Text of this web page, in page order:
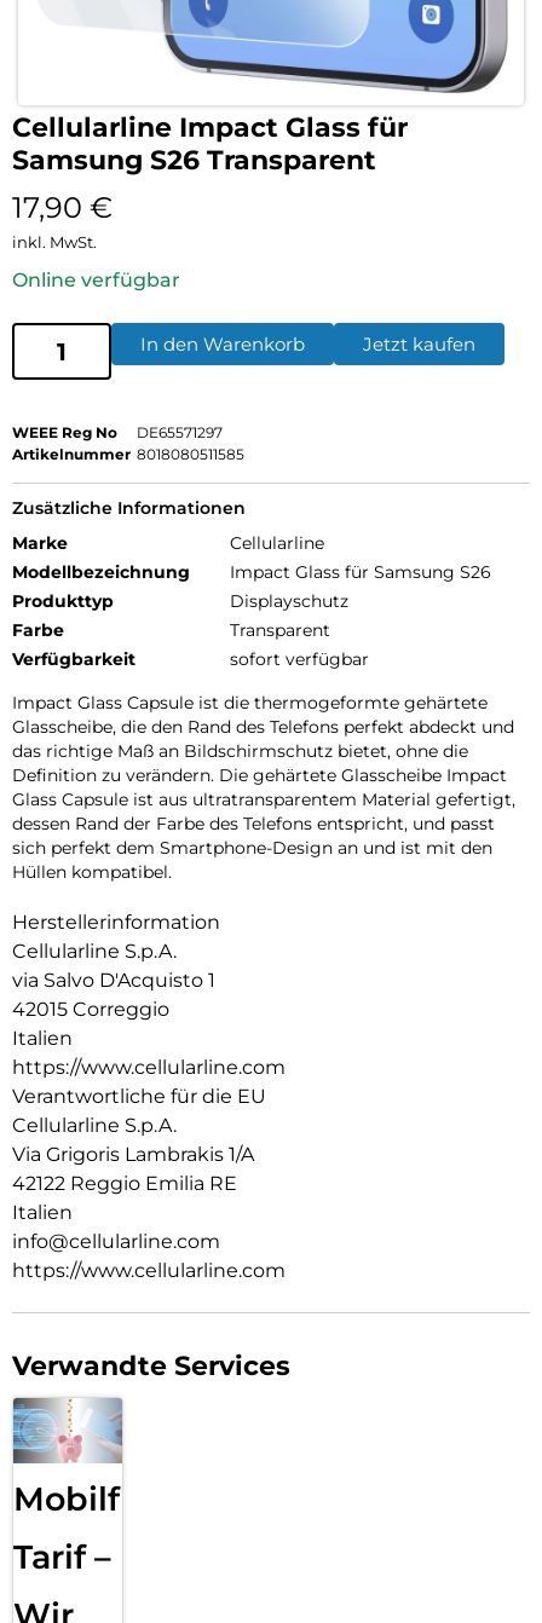
Cellularline Impact Glass für
Samsung S26 Transparent
17,90 €
inkl. MwSt.
Online verfügbar
In den Warenkorb Jetzt kaufen
WEEE Reg No
DE65571297
Artikelnummer 8018080511585
Zusätzliche Informationen
Marke
Cellularline
Modellbezeichnung
Impact Glass für Samsung S26
Produkttyp
Displayschutz
Farbe
Transparent
Verfügbarkeit
sofort verfügbar
Impact Glass Capsule ist die thermogeformte gehärtete
Glasscheibe, die den Rand des Telefons perfekt abdeckt und
das richtige Maß an Bildschirmschutz bietet, ohne die
Definition zu verändern. Die gehärtete Glasscheibe Impact
Glass Capsule ist aus ultratransparentem Material gefertigt,
dessen Rand der Farbe des Telefons entspricht, und passt
sich perfekt dem Smartphone-Design an und ist mit den
Hüllen kompatibel.
Herstellerinformation
Cellularline S.p.A.
via Salvo D'Acquisto 1
42015 Correggio
Italien
https://www.cellularline.com
Verantwortliche für die EU
Cellularline S.p.A.
Via Grigoris Lambrakis 1/A
42122 Reggio Emilia RE
Italien
info@cellularline.com
https://www.cellularline.com
Verwandte Services
Mobilfunk
Tarif –
Wir